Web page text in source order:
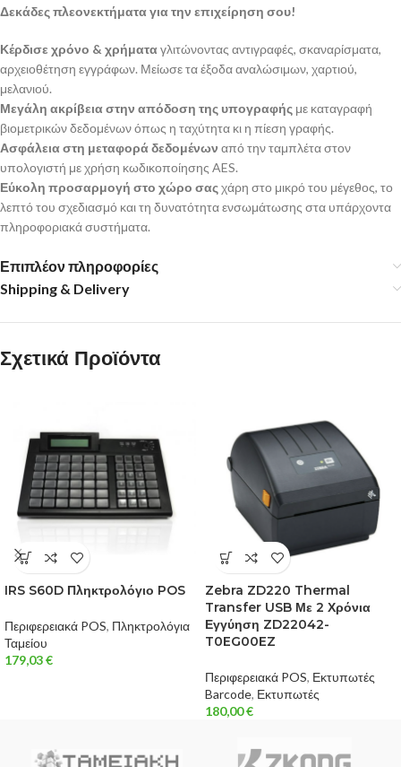
Δεκάδες πλεονεκτήματα για την επιχείρηση σου!
Κέρδισε χρόνο & χρήματαγλιτώνοντας αντιγραφές, σκαναρίσματα,
αρχειοθέτηση εγγράφων. Μείωσε τα έξοδα αναλώσιμων, χαρτιού,
μελανιού.
Μεγάλη ακρίβεια στην απόδοση της υπογραφής με καταγραφή
βιομετρικών δεδομένων όπως η ταχύτητα κι η πίεση γραφής.
Ασφάλεια στη μεταφορά δεδομένων από την ταμπλέτα στον
υπολογιστή με χρήση κωδικοποίησης AES.
Εύκολη προσαρμογή στο χώρο σαςχάρη στο μικρό του μέγεθος, το
λεπτό του σχεδιασμό και τη δυνατότητα ενσωμάτωσης στα υπάρχοντα
πληροφοριακά συστήματα.
Επιπλέον πληροφορίες
Shipping & Delivery
Σχετικά Προϊόντα
IRS S60D Πληκτρολόγιο POS
Περιφερειακά POS, Πληκτρολόγια
Ταμείου
179,03€
Zebra ZD220 Thermal
Transfer USB Με 2 Χρόνια
Εγγύηση ZD22042-
T0EG00EZ
Περιφερειακά POS, Εκτυπωτές
Barcode, Εκτυπωτές
180,00€